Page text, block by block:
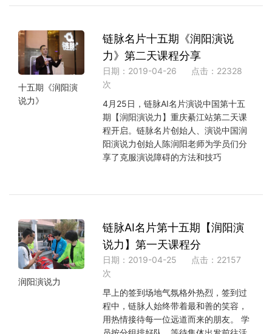
十五期《润阳演
说力》
链脉名片十五期《润阳演说
力》第二天课程分享
日期：2019-04-26
点击：22328
次
4月25日，链脉AI名片演说中国第十五
期【润阳演说力】重庆綦江站第二天课
程开启。链脉名片创始人、演说中国润
阳演说力创始人陈润阳老师为学员们分
享了克服演说障碍的方法和技巧
润阳演说力
链脉AI名片第十五期【润阳演
说力】第一天课程分
日期：2019-04-25
点击：22157
次
早上的签到场地气氛格外热烈，签到过
程中，链脉人始终带着最和善的笑容，
用热情接待每一位远道而来的朋友。 学